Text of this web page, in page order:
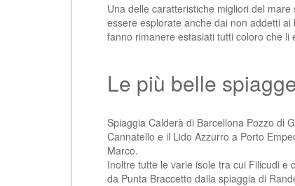
Una delle caratteristiche migliori del mare
essere esplorate anche dai non addetti
fanno rimanere estasiati tutti coloro che li
Le più belle
Spiaggia Calderà di Barcellona Pozzo di
Cannatello e il Lido Azzurro a Porto
Marco.
Inoltre tutte le varie isole tra cui Filicudi e
da Punta Braccetto dalla spiaggia di